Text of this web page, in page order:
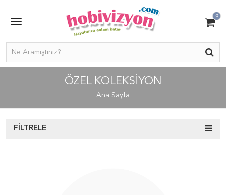
0
ÖZEL KOLEKSIYON
Ana Sayfa
FILTRELE